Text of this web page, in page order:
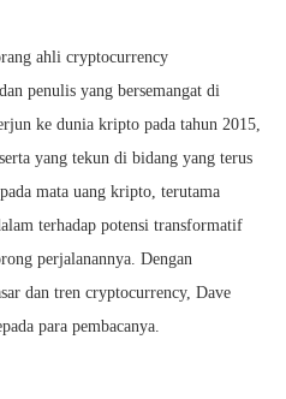
ahli cryptocurrency
penulis yang bersemangat di
ke dunia kripto pada tahun 2015,
yang tekun di bidang yang terus
mata uang kripto, terutama
terhadap potensi transformatif
perjalanannya. Dengan
dan tren cryptocurrency, Dave
para pembacanya.